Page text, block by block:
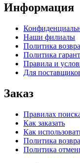
Информация
Наши филиалы
Политика
Политика
Правила и
Для
Заказ
Правилах
Как заказать
Как
Политика
Политика